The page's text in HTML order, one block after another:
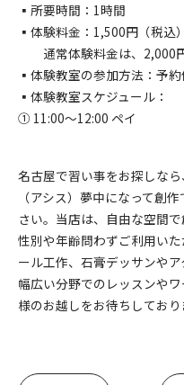
▪️所要時間：1時間
▪️体験料金：1,500円（税込）
通常体験料金は、2,000
▪️体験教室の参加方法：予約
▪️体験教室スケジュール：
① 11:00〜12:00 ペイ
名古屋で習い事をお探しな
（アシス）夢中になって創
さい。当店は、自由な空間
性別や年齢問わずご利用い
ール工作、石膏デッサンや
幅広い分野でのレッスンや
様のお越しをお待ちしており